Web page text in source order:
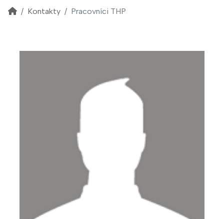
Kontakty Pracovníci THP